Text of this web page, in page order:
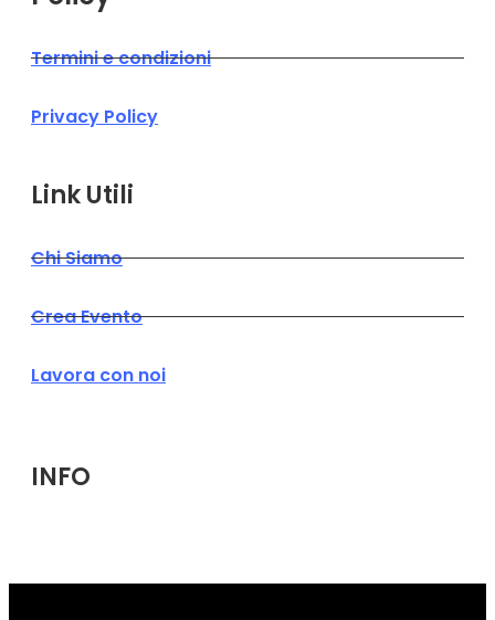
Termini e condizioni
Privacy Policy
Link Utili
Chi Siamo
Crea Evento
Lavora con noi
INFO